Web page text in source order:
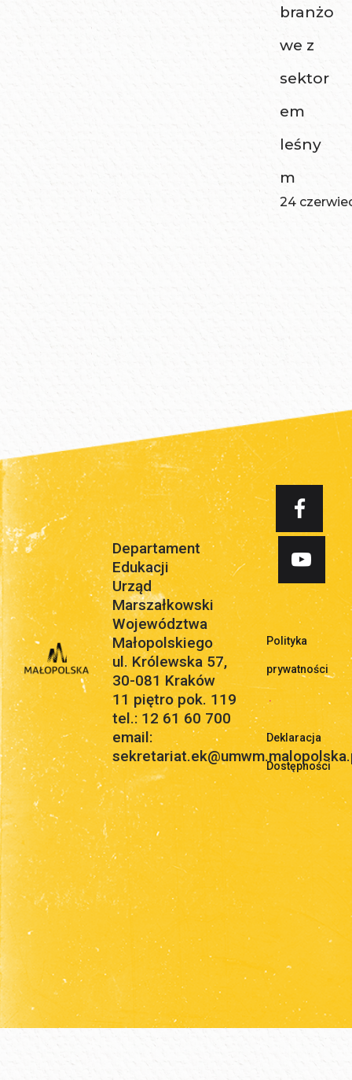
branżo
we z
sektor
em
leśny
m
24
Departament
Edukacji
Urząd
Marszałkowski
Województwa
Małopolskiego
ul. Królewska 57,
30-081 Kraków
11 piętro pok. 119
tel.: 12 61 60 700
email:
Polityka
prywatności
.
Deklaracja
Dostępności